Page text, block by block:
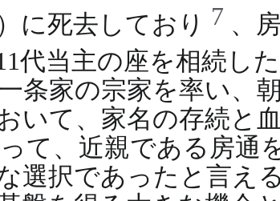
に死去しており 7 、
代当主の座を相続し
条家の宗家を率い、
いて、家名の存続と
て、近親である房通
選択であったと言え